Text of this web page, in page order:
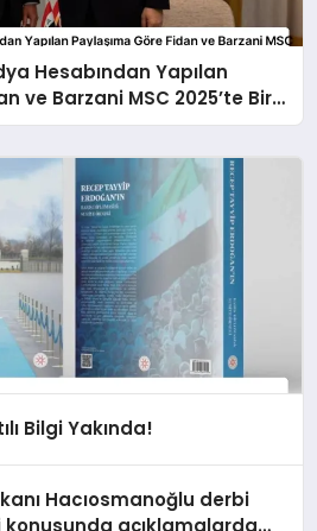
Hesabından Yapılan
ve Barzani MSC 2025’te Bir
Bilgi Yakında!
Hacıosmanoğlu derbi
konusunda açıklamalarda